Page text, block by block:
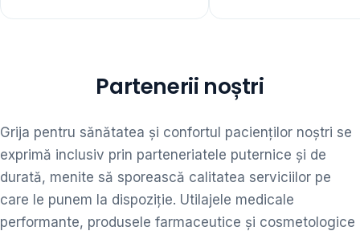
Partenerii noștri
Grija pentru sănătatea și confortul pacienților noștri se
exprimă inclusiv prin parteneriatele puternice și de
durată, menite să sporească calitatea serviciilor pe
care le punem la dispoziție. Utilajele medicale
performante, produsele farmaceutice și cosmetologice